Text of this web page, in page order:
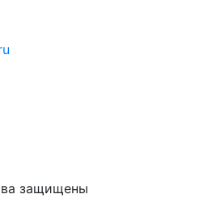
защищены